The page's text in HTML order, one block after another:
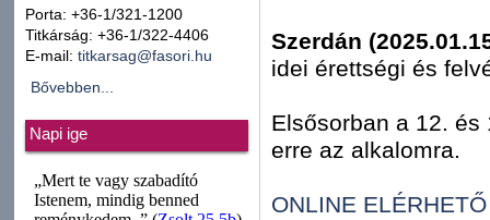
Porta: +36-1/321-1200
Titkárság: +36-1/322-4406
E-mail: titkarsag@fasori.hu
Bővebben...
Napi ige
Szerdán
idei érettségi és
Elsősorban a 12.
erre az alkalomra.
ONLINE